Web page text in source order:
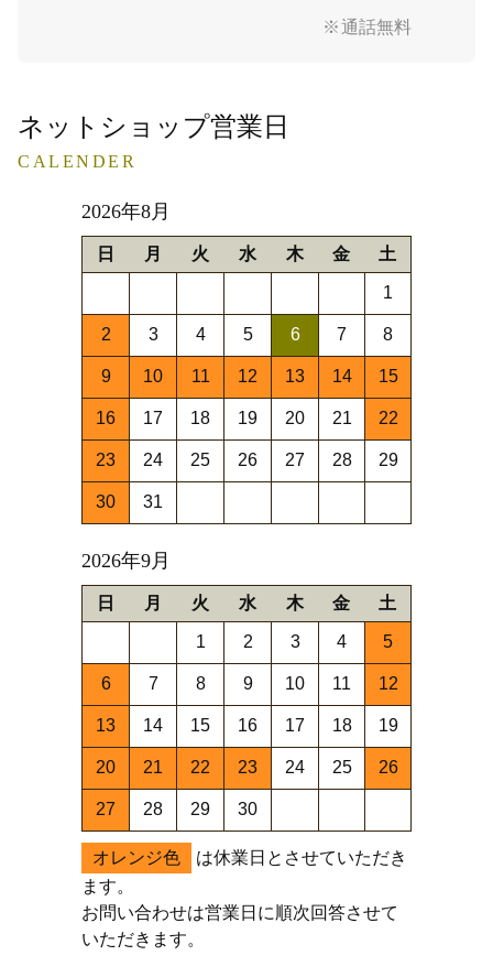
※通話無料
ネットショップ営業日
CALENDER
2026年8月
日 月 火 水 木 金 土
1
2 3 4 5 6 7 8
9 10 11 12 13 14 15
16 17 18 19 20 21 22
23 24 25 26 27 28 29
30 31
2026年9月
日 月 火 水 木 金 土
1 2 3 4 5
6 7 8 9 10 11 12
13 14 15 16 17 18 19
20 21 22 23 24 25 26
27 28 29 30
オレンジ色
は休業日とさせていただき
ます。
お問い合わせは営業日に順次回答させて
いただきます。